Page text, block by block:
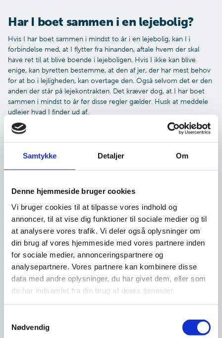
Samtykke Detaljer Om
Denne hjemmeside bruger cookies
Vi bruger cookies til at tilpasse vores indhold og
annoncer, til at vise dig funktioner til sociale medier og til
at analysere vores trafik. Vi deler også oplysninger om
din brug af vores hjemmeside med vores partnere inden
for sociale medier, annonceringspartnere og
analysepartnere. Vores partnere kan kombinere disse
data med andre oplysninger, du har givet dem, eller som
de har indsamlet fra din brug af deres tjenester.
Nødvendig
Har I boet sammen i en lejebolig?
Hvis I har boet sammen i mindst to år i en lejebolig, kan I i
forbindelse med, at I flytter fra hinanden, aftale hvem der skal
have ret til at blive boende i lejeboligen. Hvis I ikke kan blive
enige, kan byretten bestemme, at den af jer, der har mest behov
for at bo i lejligheden, kan overtage den. Også selvom det er den
anden der står på lejekontrakten. Det kræver dog, at I har boet
sammen i mindst to år før disse regler gælder. Husk at meddele
udlejer hvad I finder ud af.
Har I tilgodeset hinanden på anden
Hvis I har lavet et testamente til fordel for hinanden, eller hvis I
har indsat hinanden som begunstigede i for eksempel
livsforsikringer, pensionsordninger, ATP eller lignende, skal I
overveje, hvorvidt det skal ændres.
Gæld?
I hæfter for jeres egen gæld. Det gælder både før, under og efter,
I har boet sammen. Egen gæld er det du alene har skrevet under
Hvis I har fælles gæld, hæfter I fortsat begge to for gælden.